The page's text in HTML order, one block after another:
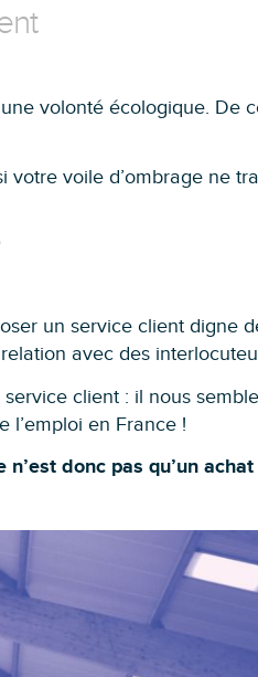
volonté écologique.
votre voile d’ombrage ne
un service client
avec des
client : il nous
l’emploi en France !
donc pas qu’un